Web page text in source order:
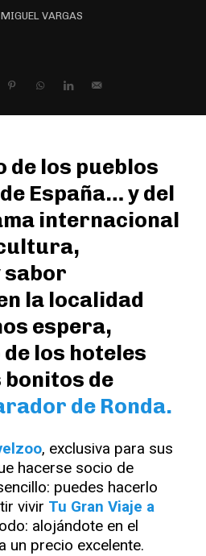
VARGAS
de los pueblos
España… y del
internacional
sabor
la localidad
espera,
los hoteles
bonitos de
de Ronda.
, exclusiva para sus
hacerse socio de
puedes hacerlo
vivir Tu Gran Viaje a
alojándote en el
a un precio excelente.